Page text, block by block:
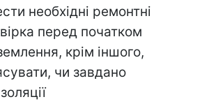
необхідні ремонтні
перед початком
крім іншого,
чи завдано